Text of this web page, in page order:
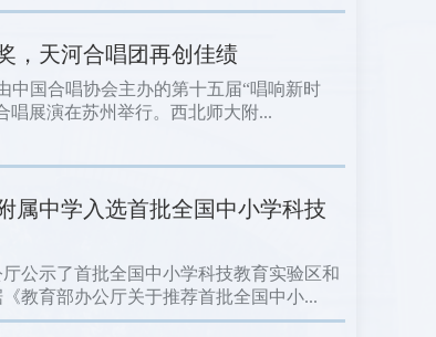
，天河合唱团再创佳绩
中国合唱协会主办的第十五届“唱响新时
唱展演在苏州举行。西北师大附...
属中学入选首批全国中小学科技
公示了首批全国中小学科技教育实验区和
教育部办公厅关于推荐首批全国中小...